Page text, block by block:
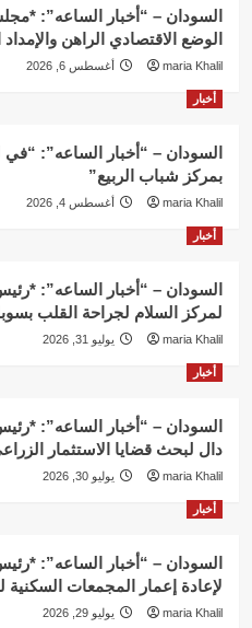
السودان – “أخبار الساعه”:
الوضع الاقتصادي الراهن والإمداد
maria Khalil أغسطس 6, 2026
أخبار
السودان – “أخبار الساعه”: “في
بمركز شباب الربيع”
maria Khalil أغسطس 4, 2026
أخبار
السودان – “أخبار الساعه”:
لمركز السلام لجراحة القلب
maria Khalil يوليو 31, 2026
أخبار
السودان – “أخبار الساعه”:
دال لبحث قضايا الاستثمار
maria Khalil يوليو 30, 2026
أخبار
السودان – “أخبار الساعه”: *رئيس
لإعادة إعمار المجمعات
maria Khalil يوليو 29, 2026